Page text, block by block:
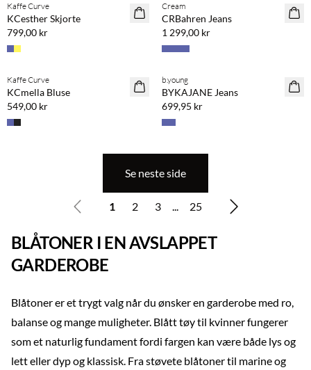
NYHET
Kaffe Curve
KCesther Skjorte
799,00 kr
NYHET
Cream
CRBahren Jeans
1 299,00 kr
NYHET
Kjøp min. 2 & spar 20 %
Kaffe Curve
KCmella Bluse
549,00 kr
NYHET
Kjøp min. 2 & spar 20 %
b.young
BYKAJANE Jeans
699,95 kr
Se neste side
1 2 3 ... 25
BLÅTONER I EN AVSLAPPET
GARDEROBE
Blåtoner er et trygt valg når du ønsker en garderobe med ro,
balanse og mange muligheter. Blått tøy til kvinner fungerer
som et naturlig fundament fordi fargen kan være både lys og
lett eller dyp og klassisk. Fra støvete blåtoner til marine og